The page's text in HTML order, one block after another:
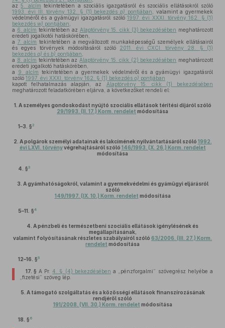
az5. alcím tekintetében a szociális igazgatásról és szociális ellátásokról szóló
1993. évi III. törvény 132. § (1) bekezdés p) pontjában , valamint a gyermekek
védelméről és a gyámügyi igazgatásról szóló 1997. évi XXXI. törvény 162. § (1)
bekezdés w) pontjában
a 6. alcím tekintetében az Alaptörvény 15. cikk (3) bekezdésében meghatározott
eredeti jogalkotói hatáskörében,
a 7. alcím tekintetében a megváltozott munkaképességű személyek ellátásairól
és egyes törvények módosításáról szóló 2011. évi CXCI. törvény 28. § (1)
bekezdés a) és b) pontjában
a 8. alcím tekintetében az Alaptörvény 15. cikk (2) bekezdésében meghatározott
eredeti jogalkotó hatáskörében,
a
9. alcím tekintetében a gyermekek védelméről és a gyámügyi igazgatásról
szóló 1997. évi XXXI. törvény 162. § (1) bekezdés o) pontjában
kapott felhatalmazás alapján, az
Alaptörvény 15. cikk (1) bekezdésében
meghatározott feladatkörében eljárva, a következőket rendeli el:
1. A személyes gondoskodást nyújtó szociális ellátások térítési díjáról szóló
29/1993. (II. 17.) Korm. rendelet módosítása
1–3. §2
2. A polgárok személyi adatainak és lakcímének nyilvántartásáról szóló 1992.
évi LXVI. törvényvégrehajtásáról szóló 146/1993. (X. 26.) Korm. rendelet
módosítása
4. §3
3. A gyámhatóságokról, valamint a gyermekvédelmi és gyámügyi eljárásról
szóló
149/1997. (IX. 10.) Korm. rendelet módosítása
5–11. §4
4. A pénzbeli és természetbeni szociális ellátások igénylésének és
megállapításának,
valamint folyósításának részletes szabályairól szóló 63/2006. (III. 27.) Korm.
rendelet módosítása
12–16. §5
17. § A Pr.4. § (4) bekezdésében a „pénzforgalmi” szövegrész helyébe a
„fizetési” szöveg lép.
5. A támogató szolgáltatás és a közösségi ellátások finanszírozásának
rendjéről szóló
191/2008. (VII. 30.) Korm. rendelet módosítása
18. § 6